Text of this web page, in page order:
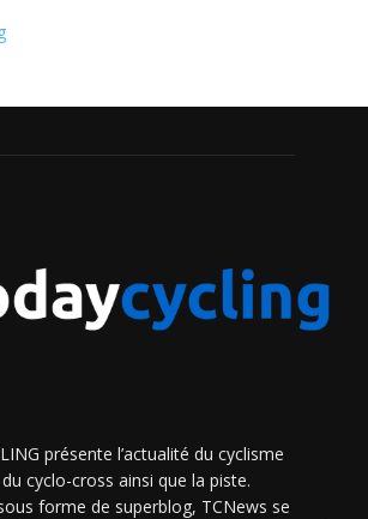
présente l’actualité du cyclisme
cyclo-cross ainsi que la piste.
forme de superblog, TCNews se